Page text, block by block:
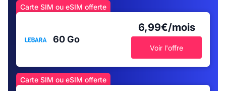
Carte SIM ou eSIM offerte
60 Go
6,99€/mois
Voir l'offre
Carte SIM ou eSIM offerte